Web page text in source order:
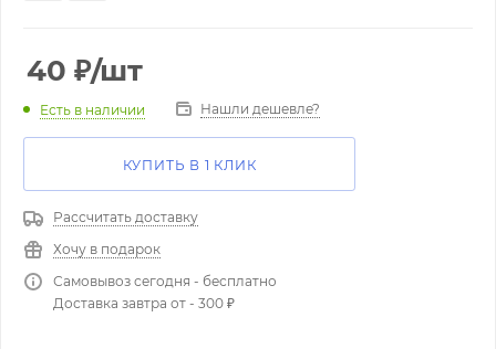
40 ₽/шт
Есть в наличии Нашли дешевле?
КУПИТЬ В 1 КЛИК
Рассчитать доставку
Хочу в подарок
Самовывоз сегодня - бесплатно
Доставка завтра от - 300 ₽